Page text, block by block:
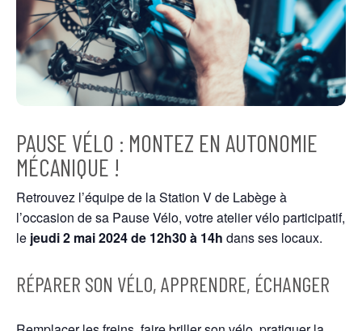
PAUSE VÉLO : MONTEZ EN AUTONOMIE
MÉCANIQUE !
Retrouvez l’équipe de la Station V de Labège à
l’occasion de sa Pause Vélo, votre atelier vélo participatif,
le jeudi 2 mai2024de 12h30 à 14h dans ses locaux.
RÉPARER SON VÉLO, APPRENDRE, ÉCHANGER